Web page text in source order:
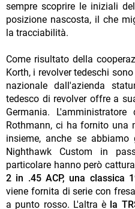
sempre scoprire le iniziali
posizione nascosta, il che
la tracciabilità.
Come risultato della
Korth, i revolver tedeschi
nazionale dall'azienda
tedesco di revolver offre a
Germania.
Rothmann, ci ha fornito una
insieme, anche se
Nighthawk Custom in
particolare hanno però
2 in .45 ACP, una classica
viene fornita di serie con
a punto rosso. L'altra è la